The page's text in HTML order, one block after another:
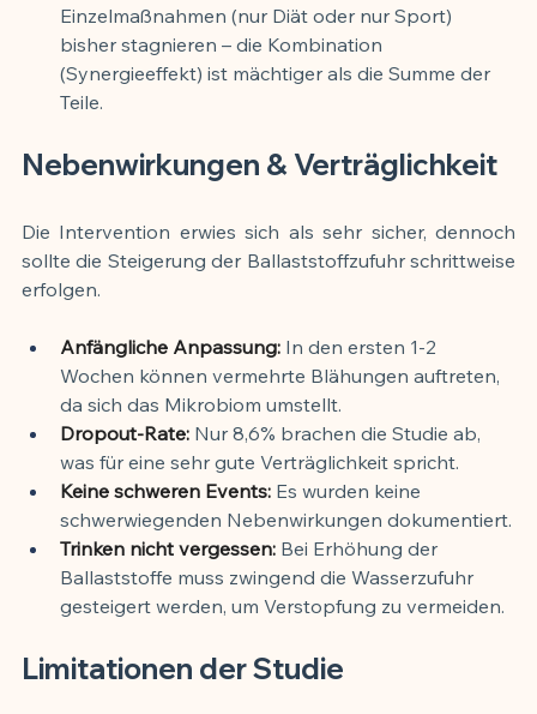
Einzelmaßnahmen (nur Diät oder nur Sport)
bisher stagnieren – die Kombination
(Synergieeffekt) ist mächtiger als die Summe der
Teile.
Nebenwirkungen & Verträglichkeit
Die Intervention erwies sich als sehr sicher, dennoch
sollte die Steigerung der Ballaststoffzufuhr schrittweise
erfolgen.
Anfängliche Anpassung: In den ersten 1-2
Wochen können vermehrte Blähungen auftreten,
da sich das Mikrobiom umstellt.
Dropout-Rate: Nur 8,6% brachen die Studie ab,
was für eine sehr gute Verträglichkeit spricht.
Keine schweren Events: Es wurden keine
schwerwiegenden Nebenwirkungen dokumentiert.
Trinken nicht vergessen: Bei Erhöhung der
Ballaststoffe muss zwingend die Wasserzufuhr
gesteigert werden, um Verstopfung zu vermeiden.
Limitationen der Studie